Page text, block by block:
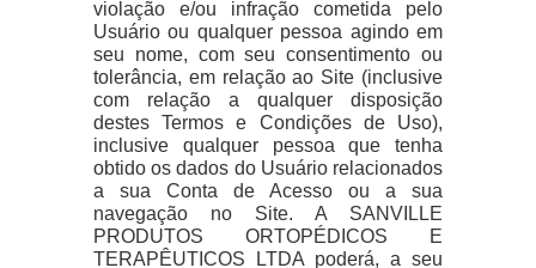
violação e/ou infração cometida pelo
Usuário ou qualquer pessoa agindo em
seu nome, com seu consentimento ou
tolerância, em relação ao Site (inclusive
com relação a qualquer disposição
destes Termos e Condições de Uso),
inclusive qualquer pessoa que tenha
obtido os dados do Usuário relacionados
a sua Conta de Acesso ou a sua
navegação no Site. A SANVILLE
PRODUTOS ORTOPÉDICOS E
TERAPÊUTICOS LTDA poderá, a seu